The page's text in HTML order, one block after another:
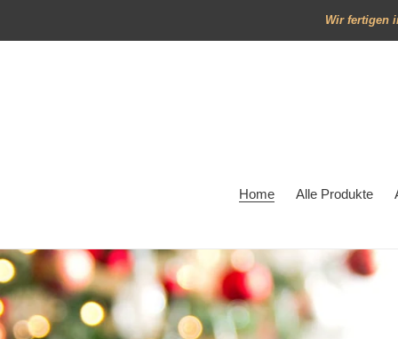
Wir fertigen
Home Alle Produkte